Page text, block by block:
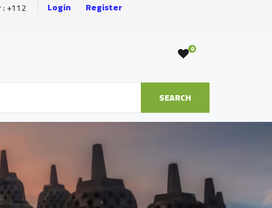
: +112 Login Register
0
SEARCH